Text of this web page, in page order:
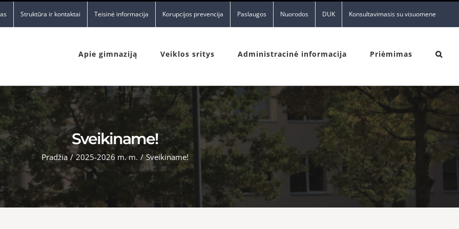
Struktūra ir kontaktai Teisinė informacija Korupcijos prevencija Paslaugos Nuorodos DUK Konsultavimasis su visuomene
Apie gimnaziją Veiklos sritys Administracinė informacija Priėmimas
Sveikiname!
Pradžia / 2025-2026 m. m. / Sveikiname!